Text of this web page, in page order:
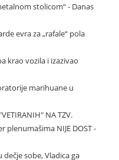
stolicom“ - Danas
evra za „rafale“ pola
krao vozila i izazivao
marihuane u
NA TZV.
plenumašima NIJE DOST -
sobe, Vladica ga